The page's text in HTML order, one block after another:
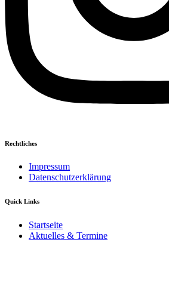
Rechtliches
Impressum
Datenschutzerklärung
Quick Links
Startseite
Aktuelles & Termine